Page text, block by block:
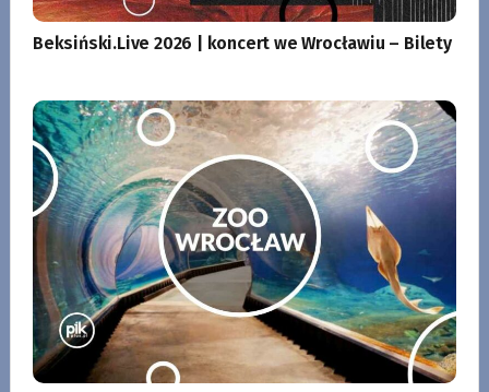
Beksiński.Live 2026 | koncert we Wrocławiu – Bilety